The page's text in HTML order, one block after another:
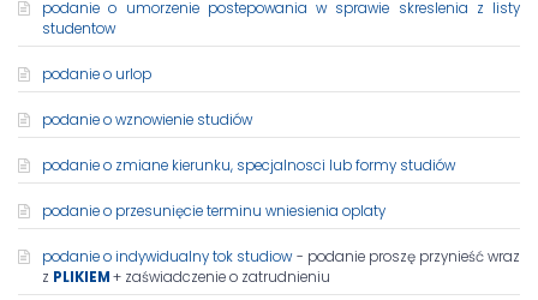
podanie o umorzenie postepowania w sprawie skreslenia z listy
studentow
podanie o urlop
podanie o wznowienie studiów
podanie o zmiane kierunku, specjalnosci lub formy studiów
podanie o przesunięcie terminu wniesienia oplaty
podanie o indywidualny tok studiow- podanie proszę przynieść wraz
z PLIKIEM+ zaświadczenie o zatrudnieniu